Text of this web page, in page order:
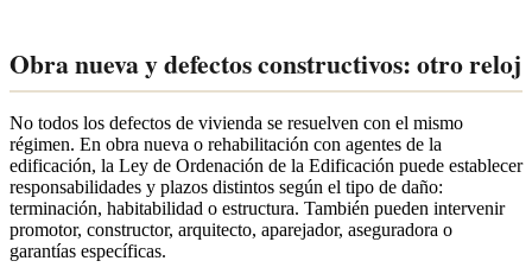
Obra nueva y defectos constructivos: otro reloj
No todos los defectos de vivienda se resuelven con el mismo
régimen. En obra nueva o rehabilitación con agentes de la
edificación, la Ley de Ordenación de la Edificación puede establecer
responsabilidades y plazos distintos según el tipo de daño:
terminación, habitabilidad o estructura. También pueden intervenir
promotor, constructor, arquitecto, aparejador, aseguradora o
garantías específicas.